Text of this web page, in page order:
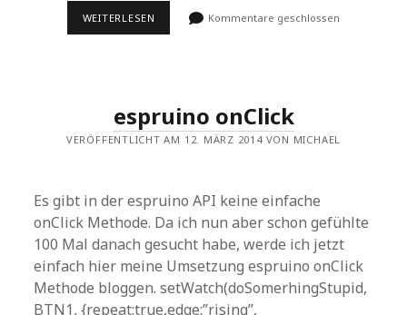
WEITERLESEN ESPRUINOKommentare geschlossen
espruino onClick
VERÖFFENTLICHT AM 12. MÄRZ 2014 VON MICHAEL
Es gibt in der espruino API keine einfache
onClick Methode. Da ich nun aber schon gefühlte
100 Mal danach gesucht habe, werde ich jetzt
einfach hier meine Umsetzung espruino onClick
Methode bloggen. setWatch(doSomerhingStupid,
BTN1, {repeat:true,edge:”rising”,